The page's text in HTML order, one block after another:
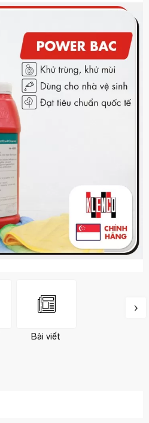
Bài viết
›